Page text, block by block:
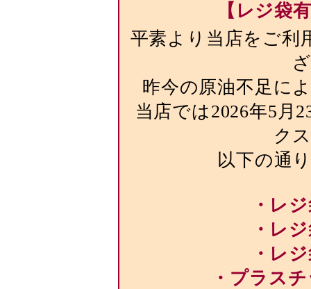
【レジ袋
平素より当店をご利
昨今の原油不足に
当店では2026年5月
ク
以下の通
・レ
・レ
・レ
・プラス